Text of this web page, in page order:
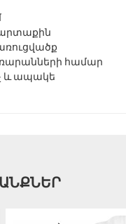
համար
և ապակե